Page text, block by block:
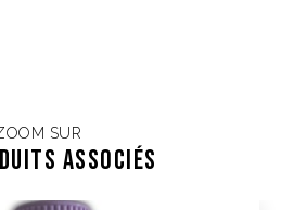
SUR
associés